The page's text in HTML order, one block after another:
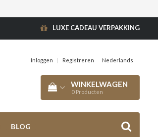
LUXE CADEAU VERPAKKING
Inloggen | Registreren Nederlands
WINKELWAGEN
0 Producten
BLOG